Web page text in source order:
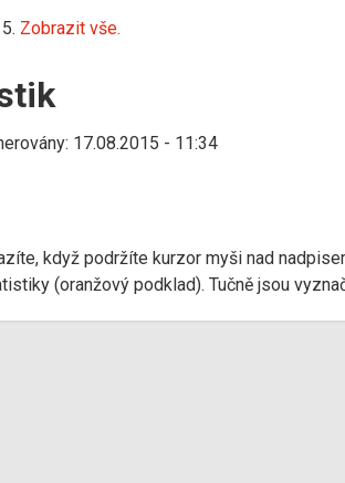
Zobrazit vše.
17.08.2015 - 11:34
když podržíte kurzor myši nad
(oranžový podklad). Tučně jsou